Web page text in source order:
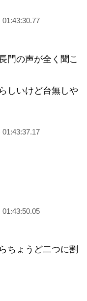
01:43:30.77
門の声が全く聞こ
しいけど台無しや
01:43:37.17
01:43:50.05
ちょうど二つに割